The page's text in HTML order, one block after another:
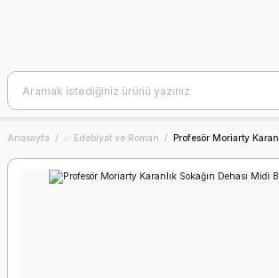
Anasayfa ✅ Edebiyat ve Roman Profesör Moriarty